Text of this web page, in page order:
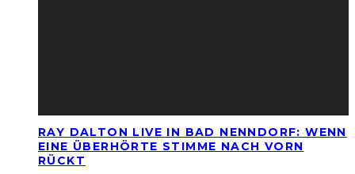
RAY DALTON LIVE IN BAD NENNDORF: WENN
EINE ÜBERHÖRTE STIMME NACH VORN
RÜCKT